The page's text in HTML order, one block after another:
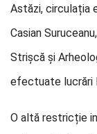
Astăzi, circulația
Casian
Strișcă și
efectuate lucrări
O altă restricție